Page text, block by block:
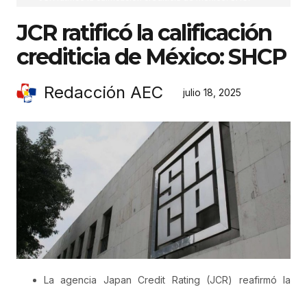
JCR ratificó la calificación
crediticia de México: SHCP
Redacción AEC julio 18, 2025
La agencia Japan Credit Rating (JCR) reafirmó la